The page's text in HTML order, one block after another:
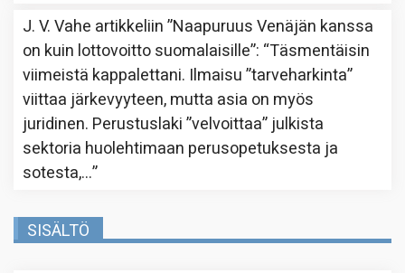
J. V. Vahe artikkeliin”Naapuruus Venäjän kanssa
on kuin lottovoitto suomalaisille”: “Täsmentäisin
viimeistä kappalettani. Ilmaisu ”tarveharkinta”
viittaa järkevyyteen, mutta asia on myös
juridinen. Perustuslaki ”velvoittaa” julkista
sektoria huolehtimaan perusopetuksesta ja
sotesta,…”
SISÄLTÖ